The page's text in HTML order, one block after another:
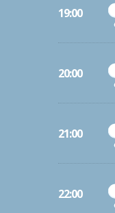
19:00
20:00
21:00
22:00